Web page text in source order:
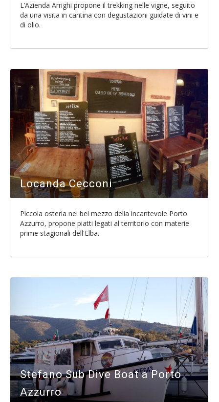
L’Azienda Arrighi propone il trekking nelle vigne, seguito
da una visita in cantina con degustazioni guidate di vini e
di olio.
Locanda Cecconi
Piccola osteria nel bel mezzo della incantevole Porto
Azzurro, propone piatti legati al territorio con materie
prime stagionali dell'Elba.
Stefano Sub Dive Boat a Porto
Azzurro